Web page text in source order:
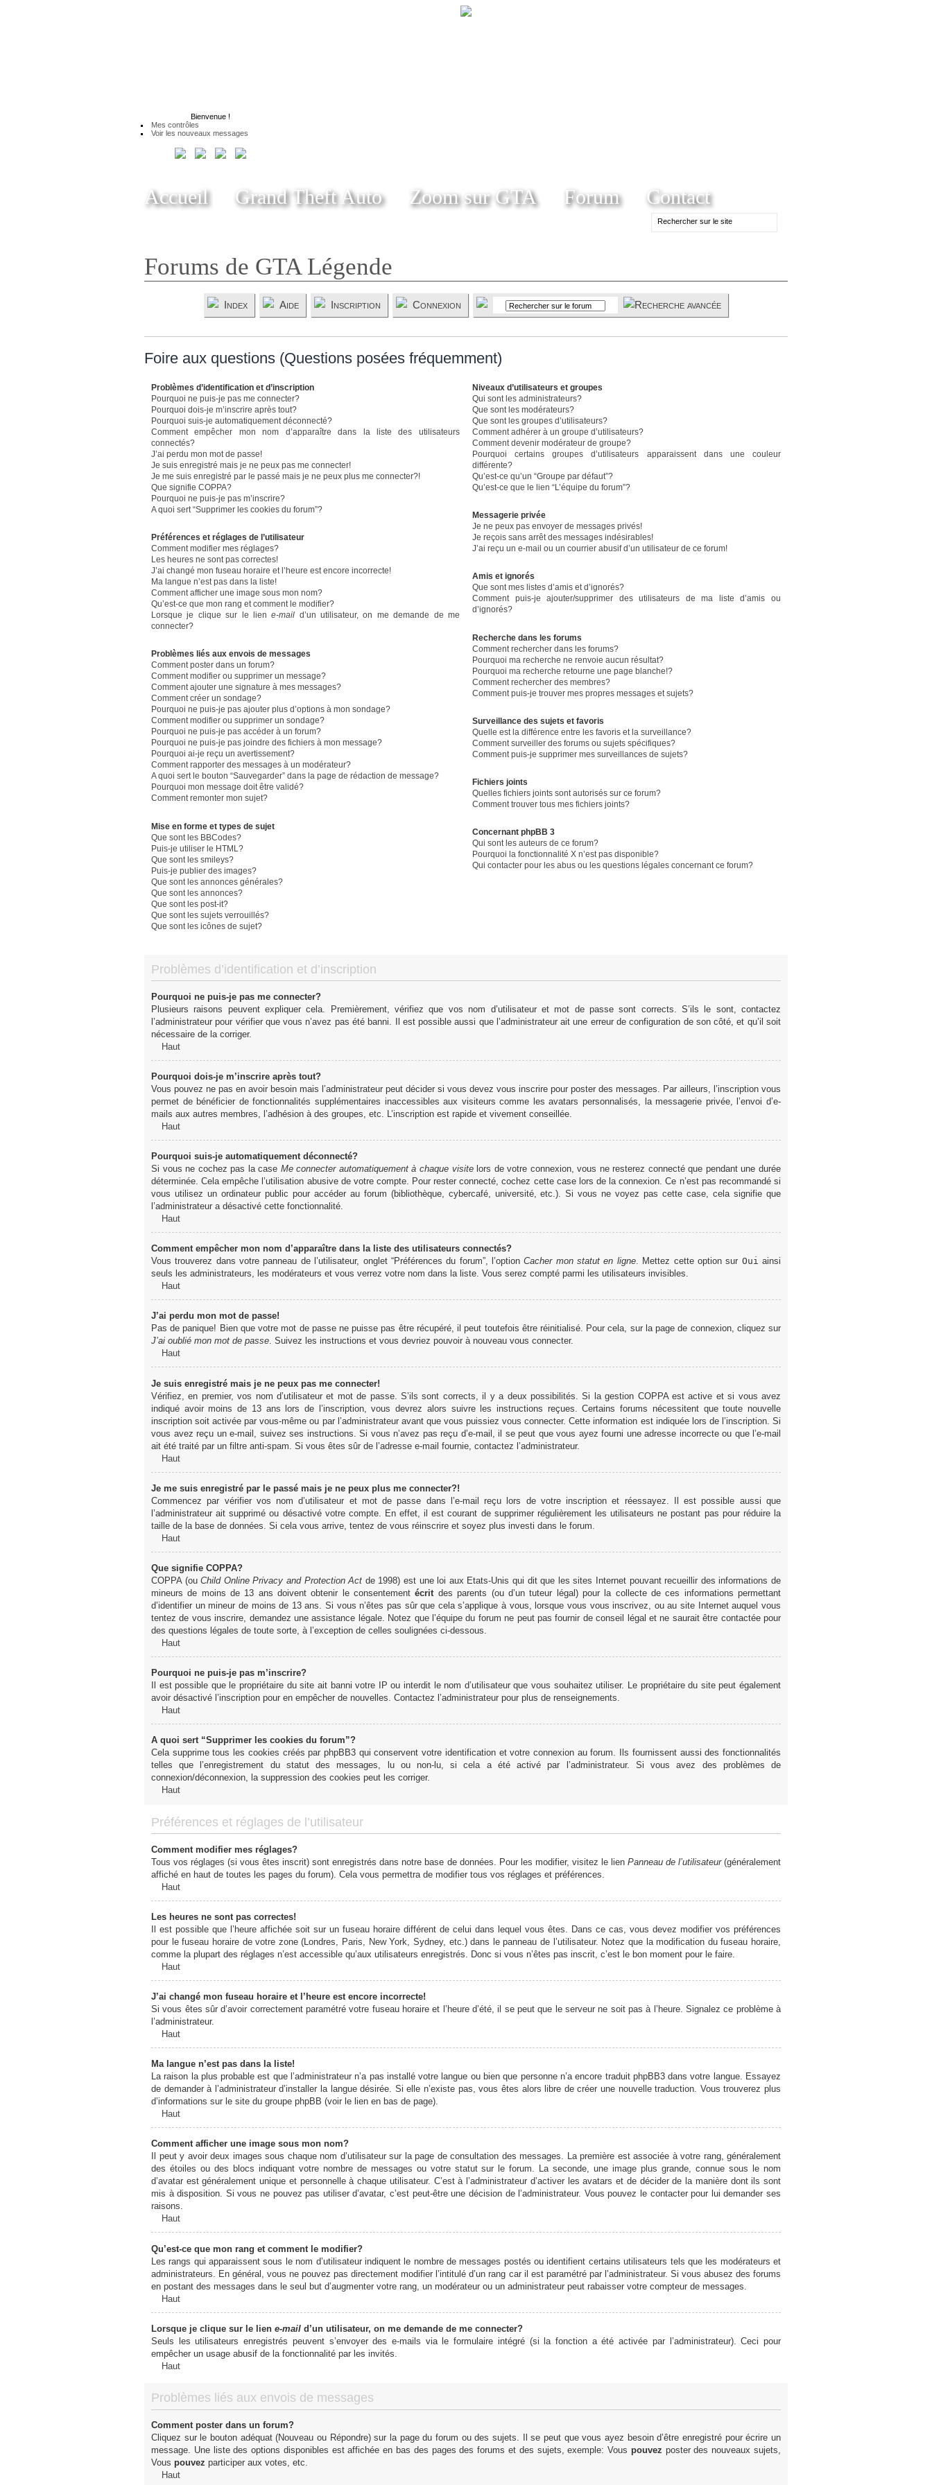
Bienvenue !
Mes contrôles
Voir les nouveaux messages
Accueil Grand Theft Auto Zoom sur GTA Forum Contact
Forums de GTA Légende
Index Aide Inscription Connexion
Foire aux questions (Questions posées fréquemment)
Problèmes d’identification et d’inscription
Pourquoi ne puis-je pas me connecter?
Pourquoi dois-je m’inscrire après tout?
Pourquoi suis-je automatiquement déconnecté?
Comment empêcher mon nom d’apparaître dans la liste des utilisateurs
connectés?
J’ai perdu mon mot de passe!
Je suis enregistré mais je ne peux pas me connecter!
Je me suis enregistré par le passé mais je ne peux plus me connecter?!
Que signifie COPPA?
Pourquoi ne puis-je pas m’inscrire?
A quoi sert “Supprimer les cookies du forum”?
Préférences et réglages de l’utilisateur
Comment modifier mes réglages?
Les heures ne sont pas correctes!
J’ai changé mon fuseau horaire et l’heure est encore incorrecte!
Ma langue n’est pas dans la liste!
Comment afficher une image sous mon nom?
Qu’est-ce que mon rang et comment le modifier?
Lorsque je clique sur le liene-mail d’un utilisateur, on me demande de me
connecter?
Problèmes liés aux envois de messages
Comment poster dans un forum?
Comment modifier ou supprimer un message?
Comment ajouter une signature à mes messages?
Comment créer un sondage?
Pourquoi ne puis-je pas ajouter plus d’options à mon sondage?
Comment modifier ou supprimer un sondage?
Pourquoi ne puis-je pas accéder à un forum?
Pourquoi ne puis-je pas joindre des fichiers à mon message?
Pourquoi ai-je reçu un avertissement?
Comment rapporter des messages à un modérateur?
A quoi sert le bouton “Sauvegarder” dans la page de rédaction de message?
Pourquoi mon message doit être validé?
Comment remonter mon sujet?
Mise en forme et types de sujet
Que sont les BBCodes?
Puis-je utiliser le HTML?
Que sont les smileys?
Puis-je publier des images?
Que sont les annonces générales?
Que sont les annonces?
Que sont les post-it?
Que sont les sujets verrouillés?
Que sont les icônes de sujet?
Niveaux d’utilisateurs et groupes
Qui sont les administrateurs?
Que sont les modérateurs?
Que sont les groupes d’utilisateurs?
Comment adhérer à un groupe d’utilisateurs?
Comment devenir modérateur de groupe?
Pourquoi certains groupes d’utilisateurs apparaissent dans une couleur
différente?
Qu’est-ce qu’un “Groupe par défaut”?
Qu’est-ce que le lien “L’équipe du forum”?
Messagerie privée
Je ne peux pas envoyer de messages privés!
Je reçois sans arrêt des messages indésirables!
J’ai reçu un e-mail ou un courrier abusif d’un utilisateur de ce forum!
Amis et ignorés
Que sont mes listes d’amis et d’ignorés?
Comment puis-je ajouter/supprimer des utilisateurs de ma liste d’amis ou
d’ignorés?
Recherche dans les forums
Comment rechercher dans les forums?
Pourquoi ma recherche ne renvoie aucun résultat?
Pourquoi ma recherche retourne une page blanche!?
Comment rechercher des membres?
Comment puis-je trouver mes propres messages et sujets?
Surveillance des sujets et favoris
Quelle est la différence entre les favoris et la surveillance?
Comment surveiller des forums ou sujets spécifiques?
Comment puis-je supprimer mes surveillances de sujets?
Fichiers joints
Quelles fichiers joints sont autorisés sur ce forum?
Comment trouver tous mes fichiers joints?
Concernant phpBB 3
Qui sont les auteurs de ce forum?
Pourquoi la fonctionnalité X n’est pas disponible?
Qui contacter pour les abus ou les questions légales concernant ce forum?
Problèmes d’identification et d’inscription
Pourquoi ne puis-je pas me connecter?
Plusieurs raisons peuvent expliquer cela. Premièrement, vérifiez que vos nom d’utilisateur et mot de passe sont corrects. S’ils le sont, contactez
l’administrateur pour vérifier que vous n’avez pas été banni. Il est possible aussi que l’administrateur ait une erreur de configuration de son côté, et qu’il soit
nécessaire de la corriger.
Haut
Pourquoi dois-je m’inscrire après tout?
Vous pouvez ne pas en avoir besoin mais l’administrateur peut décider si vous devez vous inscrire pour poster des messages. Par ailleurs, l’inscription vous
permet de bénéficier de fonctionnalités supplémentaires inaccessibles aux visiteurs comme les avatars personnalisés, la messagerie privée, l’envoi d’e-
mails aux autres membres, l’adhésion à des groupes, etc. L’inscription est rapide et vivement conseillée.
Haut
Pourquoi suis-je automatiquement déconnecté?
Si vous ne cochez pas la case Me connecter automatiquement à chaque visitelors de votre connexion, vous ne resterez connecté que pendant une durée
déterminée. Cela empêche l’utilisation abusive de votre compte. Pour rester connecté, cochez cette case lors de la connexion. Ce n’est pas recommandé si
vous utilisez un ordinateur public pour accéder au forum (bibliothèque, cybercafé, université, etc.). Si vous ne voyez pas cette case, cela signifie que
l’administrateur a désactivé cette fonctionnalité.
Haut
Comment empêcher mon nom d’apparaître dans la liste des utilisateurs connectés?
Vous trouverez dans votre panneau de l’utilisateur, onglet “Préférences du forum”, l’optionCacher mon statut en ligne. Mettez cette option sur Oui ainsi
seuls les administrateurs, les modérateurs et vous verrez votre nom dans la liste. Vous serez compté parmi les utilisateurs invisibles.
Haut
J’ai perdu mon mot de passe!
Pas de panique! Bien que votre mot de passe ne puisse pas être récupéré, il peut toutefois être réinitialisé. Pour cela, sur la page de connexion, cliquez sur
J’ai oublié mon mot de passe. Suivez les instructions et vous devriez pouvoir à nouveau vous connecter.
Haut
Je suis enregistré mais je ne peux pas me connecter!
Vérifiez, en premier, vos nom d’utilisateur et mot de passe. S’ils sont corrects, il y a deux possibilités. Si la gestion COPPA est active et si vous avez
indiqué avoir moins de 13 ans lors de l’inscription, vous devrez alors suivre les instructions reçues. Certains forums nécessitent que toute nouvelle
inscription soit activée par vous-même ou par l’administrateur avant que vous puissiez vous connecter. Cette information est indiquée lors de l’inscription. Si
vous avez reçu un e-mail, suivez ses instructions. Si vous n’avez pas reçu d’e-mail, il se peut que vous ayez fourni une adresse incorrecte ou que l’e-mail
ait été traité par un filtre anti-spam. Si vous êtes sûr de l’adresse e-mail fournie, contactez l’administrateur.
Haut
Je me suis enregistré par le passé mais je ne peux plus me connecter?!
Commencez par vérifier vos nom d’utilisateur et mot de passe dans l’e-mail reçu lors de votre inscription et réessayez. Il est possible aussi que
l’administrateur ait supprimé ou désactivé votre compte. En effet, il est courant de supprimer régulièrement les utilisateurs ne postant pas pour réduire la
taille de la base de données. Si cela vous arrive, tentez de vous réinscrire et soyez plus investi dans le forum.
Haut
Que signifie COPPA?
COPPA (ouChild Online Privacy and Protection Act de 1998) est une loi aux Etats-Unis qui dit que les sites Internet pouvant recueillir des informations de
mineurs de moins de 13 ans doivent obtenir le consentementécrit des parents (ou d’un tuteur légal) pour la collecte de ces informations permettant
d’identifier un mineur de moins de 13 ans. Si vous n’êtes pas sûr que cela s’applique à vous, lorsque vous vous inscrivez, ou au site Internet auquel vous
tentez de vous inscrire, demandez une assistance légale. Notez que l’équipe du forum ne peut pas fournir de conseil légal et ne saurait être contactée pour
des questions légales de toute sorte, à l’exception de celles soulignées ci-dessous.
Haut
Pourquoi ne puis-je pas m’inscrire?
Il est possible que le propriétaire du site ait banni votre IP ou interdit le nom d’utilisateur que vous souhaitez utiliser. Le propriétaire du site peut également
avoir désactivé l’inscription pour en empêcher de nouvelles. Contactez l’administrateur pour plus de renseignements.
Haut
A quoi sert “Supprimer les cookies du forum”?
Cela supprime tous les cookies créés par phpBB3 qui conservent votre identification et votre connexion au forum. Ils fournissent aussi des fonctionnalités
telles que l’enregistrement du statut des messages, lu ou non-lu, si cela a été activé par l’administrateur. Si vous avez des problèmes de
connexion/déconnexion, la suppression des cookies peut les corriger.
Haut
Préférences et réglages de l’utilisateur
Comment modifier mes réglages?
Tous vos réglages (si vous êtes inscrit) sont enregistrés dans notre base de données. Pour les modifier, visitez le lien Panneau de l’utilisateur(généralement
affiché en haut de toutes les pages du forum). Cela vous permettra de modifier tous vos réglages et préférences.
Haut
Les heures ne sont pas correctes!
Il est possible que l’heure affichée soit sur un fuseau horaire différent de celui dans lequel vous êtes. Dans ce cas, vous devez modifier vos préférences
pour le fuseau horaire de votre zone (Londres, Paris, New York, Sydney, etc.) dans le panneau de l’utilisateur. Notez que la modification du fuseau horaire,
comme la plupart des réglages n’est accessible qu’aux utilisateurs enregistrés. Donc si vous n’êtes pas inscrit, c’est le bon moment pour le faire.
Haut
J’ai changé mon fuseau horaire et l’heure est encore incorrecte!
Si vous êtes sûr d’avoir correctement paramétré votre fuseau horaire et l’heure d’été, il se peut que le serveur ne soit pas à l’heure. Signalez ce problème à
l’administrateur.
Haut
Ma langue n’est pas dans la liste!
La raison la plus probable est que l’administrateur n’a pas installé votre langue ou bien que personne n’a encore traduit phpBB3 dans votre langue. Essayez
de demander à l’administrateur d’installer la langue désirée. Si elle n’existe pas, vous êtes alors libre de créer une nouvelle traduction. Vous trouverez plus
d’informations sur le site du groupe phpBB (voir le lien en bas de page).
Haut
Comment afficher une image sous mon nom?
Il peut y avoir deux images sous chaque nom d’utilisateur sur la page de consultation des messages. La première est associée à votre rang, généralement
des étoiles ou des blocs indiquant votre nombre de messages ou votre statut sur le forum. La seconde, une image plus grande, connue sous le nom
d’avatar est généralement unique et personnelle à chaque utilisateur. C’est à l’administrateur d’activer les avatars et de décider de la manière dont ils sont
mis à disposition. Si vous ne pouvez pas utiliser d’avatar, c’est peut-être une décision de l’administrateur. Vous pouvez le contacter pour lui demander ses
raisons.
Haut
Qu’est-ce que mon rang et comment le modifier?
Les rangs qui apparaissent sous le nom d’utilisateur indiquent le nombre de messages postés ou identifient certains utilisateurs tels que les modérateurs et
administrateurs. En général, vous ne pouvez pas directement modifier l’intitulé d’un rang car il est paramétré par l’administrateur. Si vous abusez des forums
en postant des messages dans le seul but d’augmenter votre rang, un modérateur ou un administrateur peut rabaisser votre compteur de messages.
Haut
Lorsque je clique sur le lien e-mail d’un utilisateur, on me demande de me connecter?
Seuls les utilisateurs enregistrés peuvent s’envoyer des e-mails via le formulaire intégré (si la fonction a été activée par l’administrateur). Ceci pour
empêcher un usage abusif de la fonctionnalité par les invités.
Haut
Problèmes liés aux envois de messages
Comment poster dans un forum?
Cliquez sur le bouton adéquat (Nouveau ou Répondre) sur la page du forum ou des sujets. Il se peut que vous ayez besoin d’être enregistré pour écrire un
message. Une liste des options disponibles est affichée en bas des pages des forums et des sujets, exemple: Vous pouvez poster des nouveaux sujets,
Vous pouvez participer aux votes, etc.
Haut